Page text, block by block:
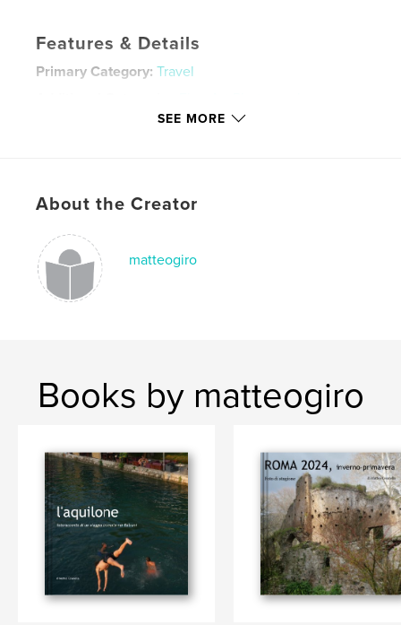
Features & Details
Primary Category: Travel
Large Square, 12×12 in, 30×30 cm
LanguageItalian
Deutschland
SEE MORE
About the Creator
matteogiro
Books by matteogiro